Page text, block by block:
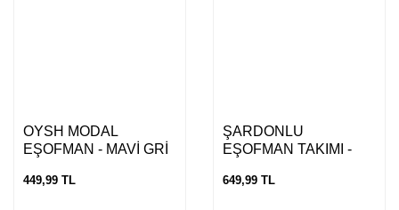
OYSH MODAL
EŞOFMAN - MAVİ GRİ
449,99 TL
ŞARDONLU
EŞOFMAN TAKIMI -
649,99 TL